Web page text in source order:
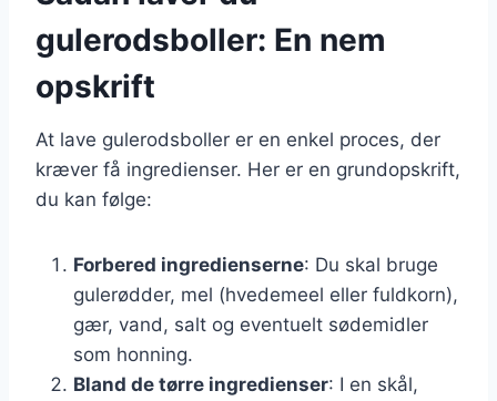
gulerodsboller: En nem
opskrift
At lave gulerodsboller er en enkel proces, der
kræver få ingredienser. Her er en grundopskrift,
du kan følge:
Forbered ingredienserne: Du skal bruge
gulerødder, mel (hvedemeel eller fuldkorn),
gær, vand, salt og eventuelt sødemidler
som honning.
Bland de tørre ingredienser: I en skål,